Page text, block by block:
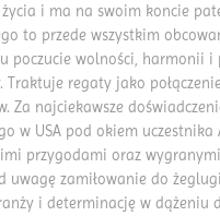
i ma na swoim koncie
to przede wszystkim
poczucie wolności, harmonii i
Traktuje regaty jako
Za najciekawsze
w USA pod okiem uczestnika
przygodami oraz
uwagę zamiłowanie do
i determinację w dążeniu